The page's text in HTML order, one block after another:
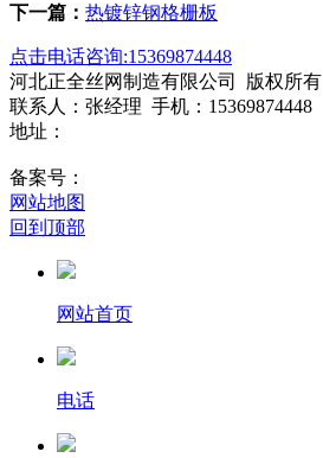
下一篇： 热镀锌钢格栅板
点击电话咨询:15369874448
河北正全丝网制造有限公司
版权所有
联系人：张经理 手机：15369874448
地址：
备案号：
网站地图
回到顶部
网站首页
电话